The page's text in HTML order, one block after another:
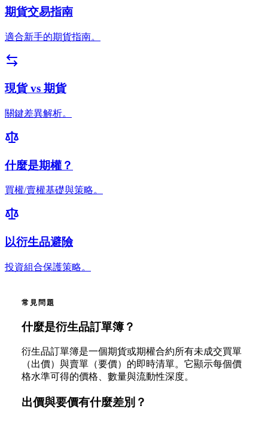
期貨交易指南
適合新手的期貨指南。
現貨 vs 期貨
關鍵差異解析。
什麼是期權？
買權/賣權基礎與策略。
以衍生品避險
投資組合保護策略。
常見問題
什麼是衍生品訂單簿？
衍生品訂單簿是一個期貨或期權合約所有未成交買單
（出價）與賣單（要價）的即時清單。它顯示每個價
格水準可得的價格、數量與流動性深度。
出價與要價有什麼差別？